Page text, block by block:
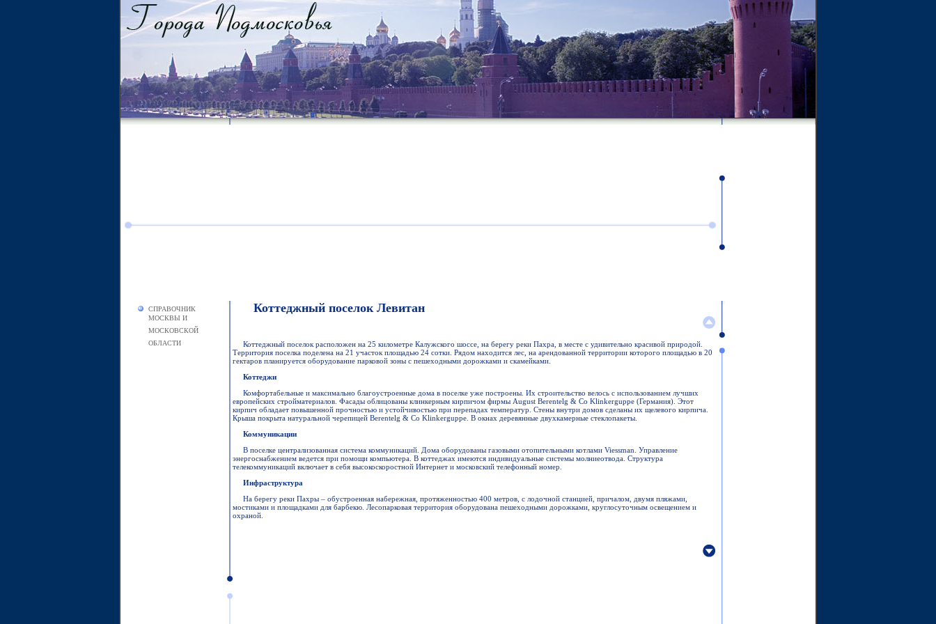
СПРАВОЧНИК
МОСКВЫ И
МОСКОВСКОЙ
ОБЛАСТИ
Коттеджный поселок Левитан
Коттеджный поселок расположен на 25 километре Калужского шоссе, на берегу реки Пахра, в месте с удивительно красивой природой.
Территория поселка поделена на 21 участок площадью 24 сотки. Рядом находится лес, на арендованной территории которого площадью в 20
гектаров планируется оборудование парковой зоны с пешеходными дорожками и скамейками.
Коттеджи
Комфортабельные и максимально благоустроенные дома в поселке уже построены. Их строительство велось с использованием лучших
европейских стройматериалов. Фасады облицованы клинкерным кирпичом фирмы August Berentelg & Co Klinkerguppe (Германия). Этот
кирпич обладает повышенной прочностью и устойчивостью при перепадах температур. Стены внутри домов сделаны их щелевого кирпича.
Крыша покрыта натуральной черепицей Berentelg & Co Klinkerguppe. В окнах деревянные двухкамерные стеклопакеты.
Коммуникации
В поселке централизованная система коммуникаций. Дома оборудованы газовыми отопительными котлами Viessman. Управление
энергоснабжением ведется при помощи компьютера. В коттеджах имеются индивидуальные системы молниеотвода. Структура
телекоммуникаций включает в себя высокоскоростной Интернет и московский телефонный номер.
Инфраструктура
На берегу реки Пахры – обустроенная набережная, протяженностью 400 метров, с лодочной станцией, причалом, двумя пляжами,
мостиками и площадками для барбекю. Лесопарковая территория оборудована пешеходными дорожками, круглосуточным освещением и
охраной.